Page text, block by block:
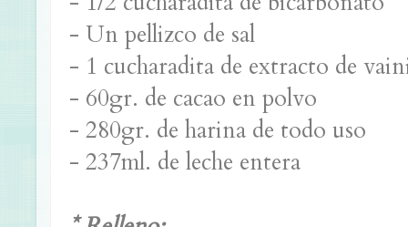
- Un pellizco de sal
- 1 cucharadita de extracto de
- 60gr. de cacao en polvo
- 280gr. de harina de todo uso
- 237ml. de leche entera